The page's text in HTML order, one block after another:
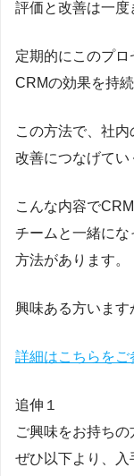
評価と改善は一度
定期的にこのプロ
CRMの効果を持
この方法で、社内
改善につなげてい
こんな内容で
チームと一緒にな
方法があります。
興味ある方います
詳細はこちらをご
追伸１
ご興味をお持ちの
ぜひ以下より、入